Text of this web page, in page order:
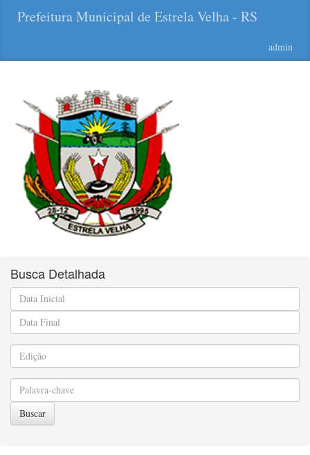
Prefeitura Municipal de Estrela Velha - RS
admin
Busca Detalhada
Buscar